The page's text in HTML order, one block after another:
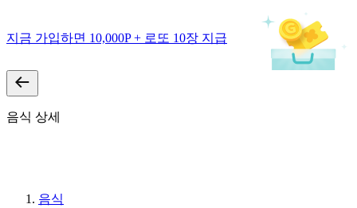
지금 가입하면 10,000P + 로또 10장 지급
음식 상세
음식